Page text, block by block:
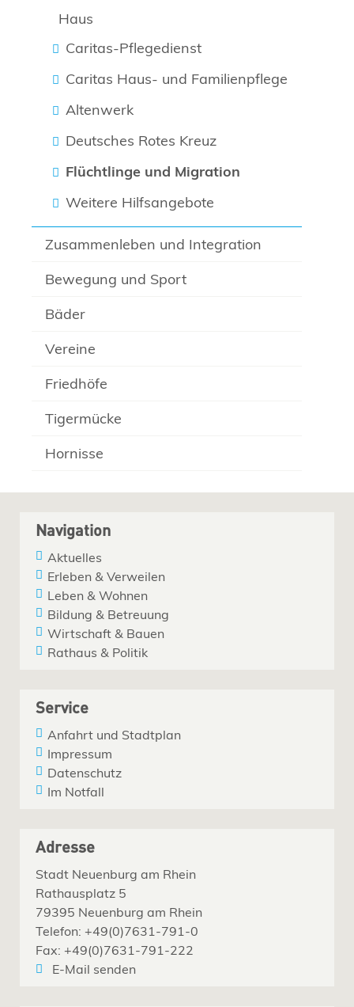
Haus
Caritas-Pflegedienst
Caritas Haus- und Familienpflege
Altenwerk
Deutsches Rotes Kreuz
Flüchtlinge und Migration
Weitere Hilfsangebote
Zusammenleben und Integration
Bewegung und Sport
Bäder
Vereine
Friedhöfe
Tigermücke
Hornisse
Navigation
Aktuelles
Erleben & Verweilen
Leben & Wohnen
Bildung & Betreuung
Wirtschaft & Bauen
Rathaus & Politik
Service
Anfahrt und Stadtplan
Impressum
Datenschutz
Im Notfall
Adresse
Stadt Neuenburg am Rhein
Rathausplatz 5
79395 Neuenburg am Rhein
Telefon: +49(0)7631-791-0
Fax: +49(0)7631-791-222
E-Mail senden